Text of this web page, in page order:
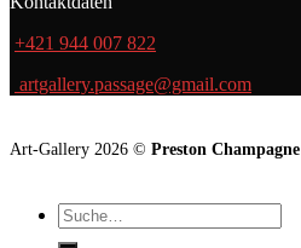
+421 944 007 822
artgallery.passage@gmail.com
Art-Gallery 2026 © Preston Champagne
Suche
nach: